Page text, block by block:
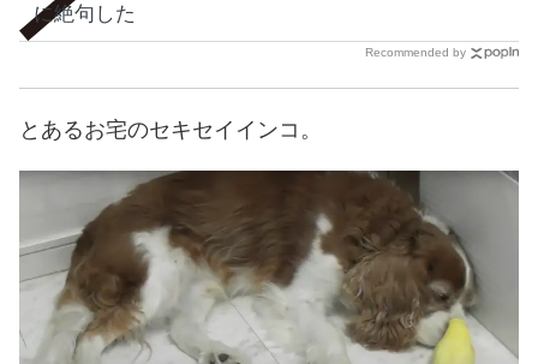
に絶句した
Recommended by
とあるお宅のセキセイインコ。